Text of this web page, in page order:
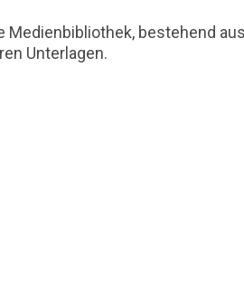
Medienbibliothek, bestehend
Unterlagen.